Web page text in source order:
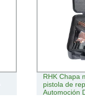
RHK Chapa
pistola de
Automoción